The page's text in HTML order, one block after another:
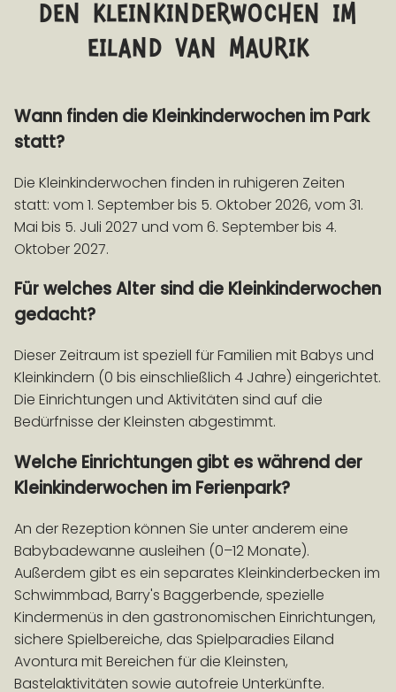
eiland van maurik
Wann finden die Kleinkinderwochen im Park
statt?
Die Kleinkinderwochen finden in ruhigeren Zeiten
statt: vom 1. September bis 5. Oktober 2026, vom 31.
Mai bis 5. Juli 2027 und vom 6. September bis 4.
Oktober 2027.
Für welches Alter sind die Kleinkinderwochen
gedacht?
Dieser Zeitraum ist speziell für Familien mit Babys und
Kleinkindern (0 bis einschließlich 4 Jahre) eingerichtet.
Die Einrichtungen und Aktivitäten sind auf die
Bedürfnisse der Kleinsten abgestimmt.
Welche Einrichtungen gibt es während der
Kleinkinderwochen im Ferienpark?
An der Rezeption können Sie unter anderem eine
Babybadewanne ausleihen (0–12 Monate).
Außerdem gibt es ein separates Kleinkinderbecken im
Schwimmbad, Barry's Baggerbende, spezielle
Kindermenüs in den gastronomischen Einrichtungen,
sichere Spielbereiche, das Spielparadies Eiland
Avontura mit Bereichen für die Kleinsten,
Bastelaktivitäten sowie autofreie Unterkünfte.